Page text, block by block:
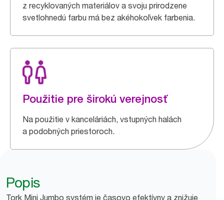
z recyklovaných materiálov a svoju prirodzene
svetlohnedú farbu má bez akéhokoľvek farbenia.
Použitie pre širokú verejnosť
Na použitie v kanceláriách, vstupných halách
a podobných priestoroch.
Popis
Tork Mini Jumbo systém je časovo efektívny a znižuje